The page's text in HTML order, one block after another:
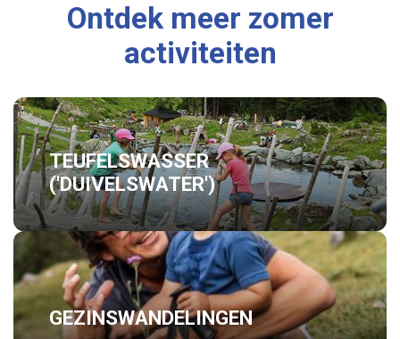
Ontdek meer zomer
activiteiten
TEUFELSWASSER
('DUIVELSWATER')
GEZINSWANDELINGEN